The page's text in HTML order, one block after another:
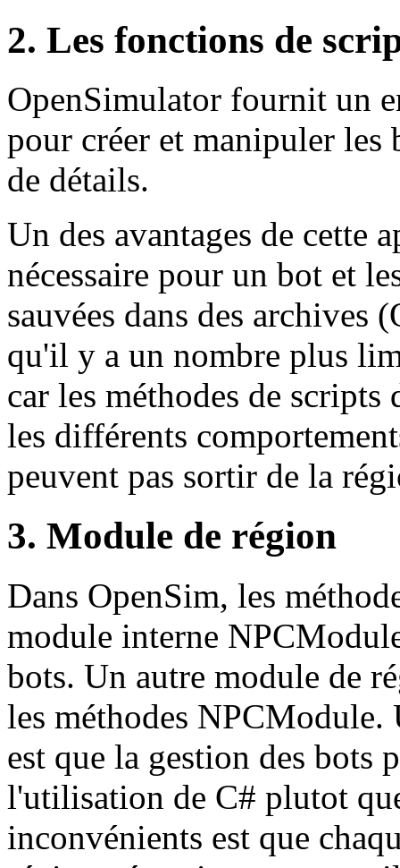
2. Les fonctions de
OpenSimulator fournit un
pour créer et manipuler
de détails.
Un des avantages de cette
nécessaire pour un bot et
sauvées dans des archives
qu'il y a un nombre plus
car les méthodes de
les différents
peuvent pas sortir de la
3. Module de région
Dans OpenSim, les
module interne
bots. Un autre module de
les méthodes NPCModule.
est que la gestion des bots
l'utilisation de C# plutot
inconvénients est que